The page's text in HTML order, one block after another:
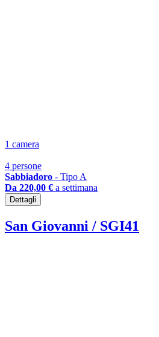
1 camera
4 persone
Sabbiadoro - Tipo A
Da 220,00 € a settimana
Dettagli
San Giovanni / SGI41